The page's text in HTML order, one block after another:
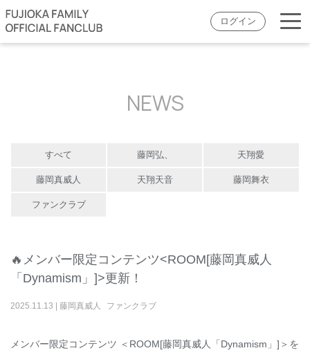
ログイン
NEWS
すべて 藤岡弘、 天翔愛
藤岡真威人 天翔天音 藤岡舞衣
ファンクラブ
🔥メンバー限定コンテンツ<ROOM[藤岡真威人
「Dynamism」]>更新！
2025.11.13 藤岡真威人 ファンクラブ
メンバー限定コンテンツ ＜ROOM[藤岡真威人「Dynamism」]＞を